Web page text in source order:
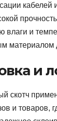
кабелей
влаги и
материалом
и
скотч
и товаров,